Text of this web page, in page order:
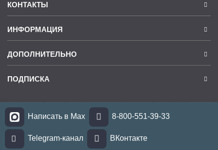
КОНТАКТЫ
ИНФОРМАЦИЯ
ДОПОЛНИТЕЛЬНО
ПОДПИСКА
Написать в Max 8-800-551-39-33
Telegram-канал ВКонтакте